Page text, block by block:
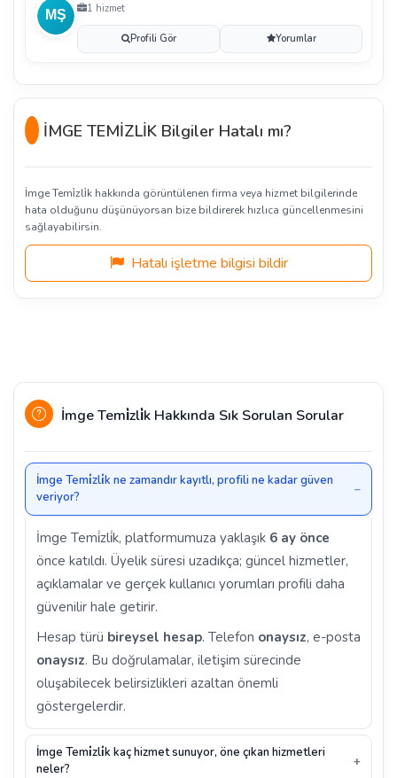
1 hizmet
Profili Gör Yorumlar
İMGE TEMİZLİK Bilgiler Hatalı mı?
İmge Temi̇zli̇k hakkında görüntülenen firma veya hizmet bilgilerinde
hata olduğunu düşünüyorsan bize bildirerek hızlıca güncellenmesini
sağlayabilirsin.
Hatalı işletme bilgisi bildir
İmge Temi̇zli̇k Hakkında Sık Sorulan Sorular
İmge Temi̇zli̇k ne zamandır kayıtlı, profili ne kadar güven
veriyor?
İmge Temi̇zli̇k, platformumuza yaklaşık 6 ay önce
önce katıldı. Üyelik süresi uzadıkça; güncel hizmetler,
açıklamalar ve gerçek kullanıcı yorumları profili daha
güvenilir hale getirir.
Hesap türü bireysel hesap. Telefon onaysız, e-posta
onaysız. Bu doğrulamalar, iletişim sürecinde
oluşabilecek belirsizlikleri azaltan önemli
göstergelerdir.
İmge Temi̇zli̇k kaç hizmet sunuyor, öne çıkan hizmetleri
neler?